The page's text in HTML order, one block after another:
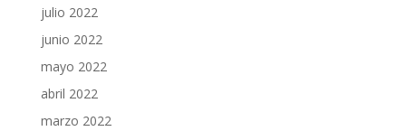
julio 2022
junio 2022
mayo 2022
abril 2022
marzo 2022